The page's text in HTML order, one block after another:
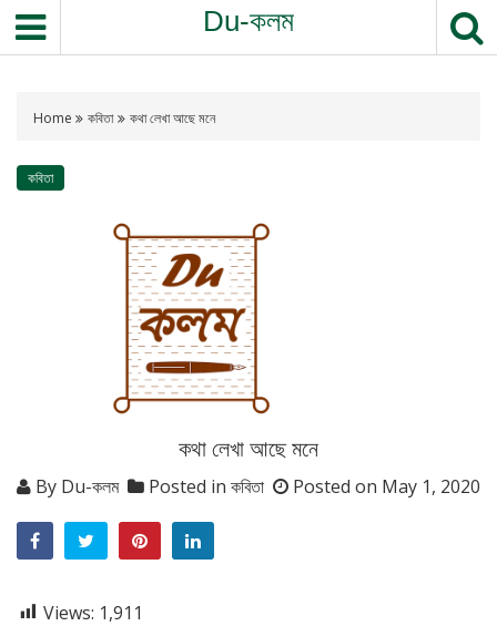
Du-কলম
Home কবিতা কথা লেখা আছে মনে
কবিতা
কথা লেখা আছে মনে
By Du-কলম Posted in কবিতা Posted on May 1, 2020
Views: 1,911